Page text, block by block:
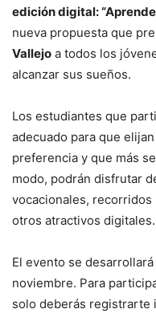
edición digital:
nueva propuesta que
Vallejo a todos los
alcanzar sus sueños.
Los estudiantes que
adecuado para que
preferencia y que más
modo, podrán disfrutar
vocacionales,
otros atractivos digitales.
El evento se
noviembre. Para
solo deberás registrarte